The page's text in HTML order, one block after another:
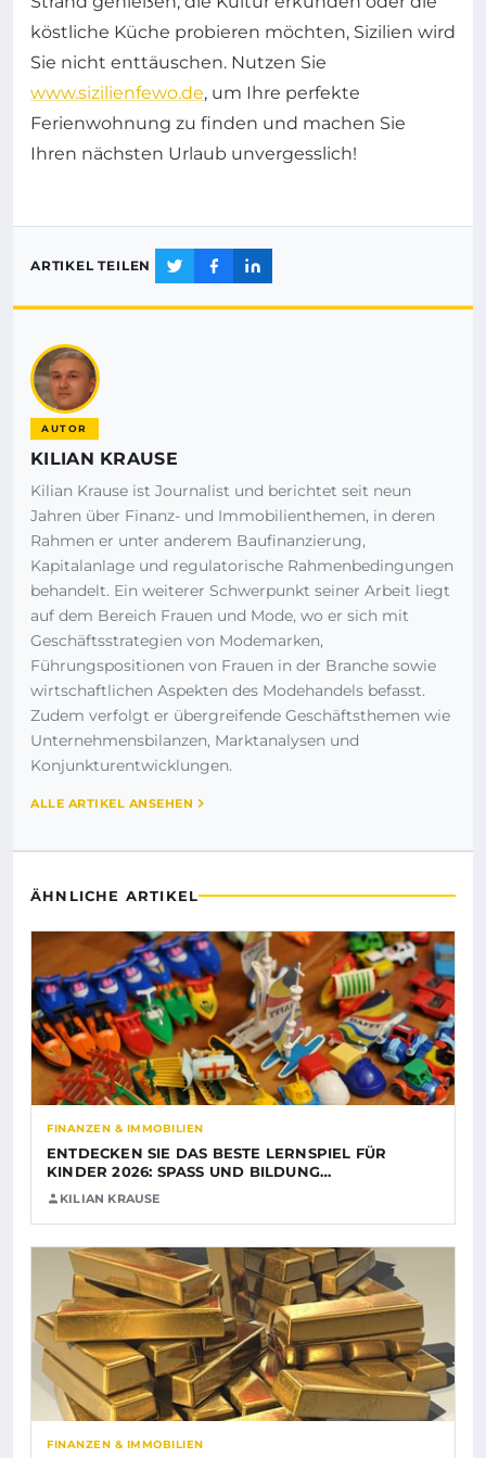
köstliche Küche probieren möchten, Sizilien wird
Sie nicht enttäuschen. Nutzen Sie
www.sizilienfewo.de, um Ihre perfekte
Ferienwohnung zu finden und machen Sie
Ihren nächsten Urlaub unvergesslich!
ARTIKEL TEILEN
AUTOR
KILIAN KRAUSE
Kilian Krause ist Journalist und berichtet seit neun
Jahren über Finanz- und Immobilienthemen, in deren
Rahmen er unter anderem Baufinanzierung,
Kapitalanlage und regulatorische Rahmenbedingungen
behandelt. Ein weiterer Schwerpunkt seiner Arbeit liegt
auf dem Bereich Frauen und Mode, wo er sich mit
Geschäftsstrategien von Modemarken,
Führungspositionen von Frauen in der Branche sowie
wirtschaftlichen Aspekten des Modehandels befasst.
Zudem verfolgt er übergreifende Geschäftsthemen wie
Unternehmensbilanzen, Marktanalysen und
Konjunkturentwicklungen.
ALLE ARTIKEL ANSEHEN
ÄHNLICHE ARTIKEL
FINANZEN & IMMOBILIEN
ENTDECKEN SIE DAS BESTE LERNSPIEL FÜR
KINDER 2026: SPASS UND BILDUNG…
KILIAN KRAUSE
FINANZEN & IMMOBILIEN